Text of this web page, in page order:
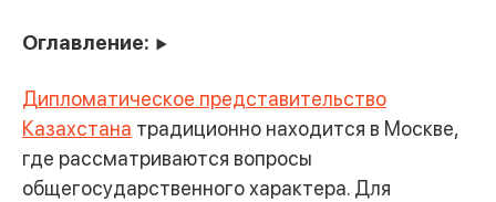
Оглавление: ▶
Дипломатическое представительство
Казахстана традиционно находится в Москве,
где рассматриваются вопросы
общегосударственного характера. Для